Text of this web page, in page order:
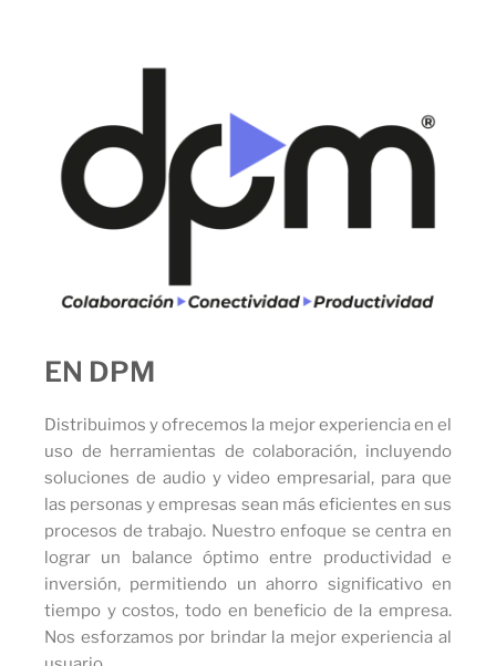
EN DPM
Distribuimos y ofrecemos la mejor experiencia en el
uso de herramientas de colaboración, incluyendo
soluciones de audio y video empresarial, para que
las personas y empresas sean más eficientes en sus
procesos de trabajo. Nuestro enfoque se centra en
lograr un balance óptimo entre productividad e
inversión, permitiendo un ahorro significativo en
tiempo y costos, todo en beneficio de la empresa.
Nos esforzamos por brindar la mejor experiencia al